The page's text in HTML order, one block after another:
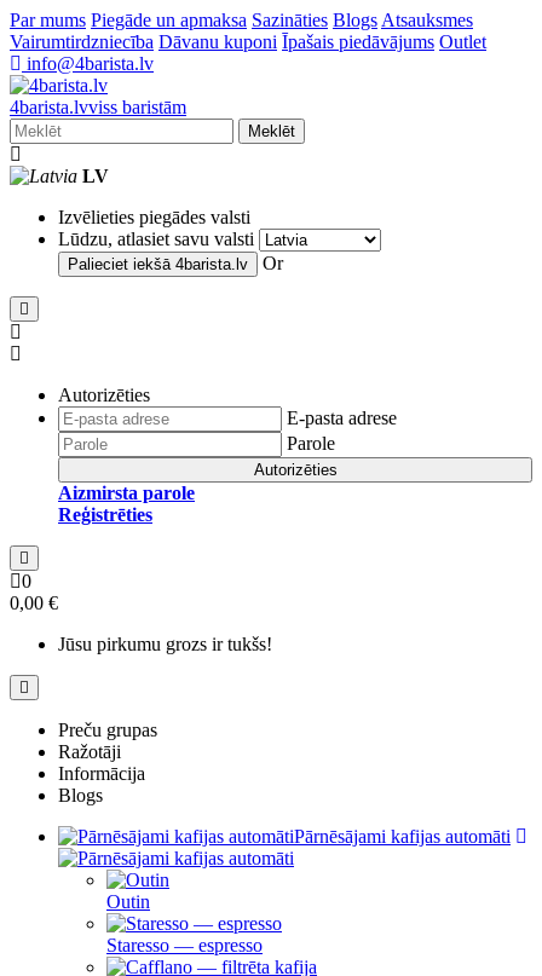
Par mums Piegāde un apmaksa Sazināties Blogs Atsauksmes
Vairumtirdzniecība Dāvanu kuponi Īpašais piedāvājums Outlet
info@4barista.lv
4barista.lvviss baristām
Meklēt
LV
Izvēlieties piegādes valsti
Lūdzu, atlasiet savu valsti
Palieciet iekšā 4barista.lv Or
Autorizēties
E-pasta adrese
Parole
Autorizēties
Aizmirsta parole
Reģistrēties
0
0,00 €
Jūsu pirkumu grozs ir tukšs!
Preču grupas
Ražotāji
Informācija
Blogs
Pārnēsājami kafijas automāti
Outin
Staresso — espresso